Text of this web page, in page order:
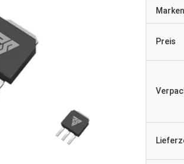
Preis